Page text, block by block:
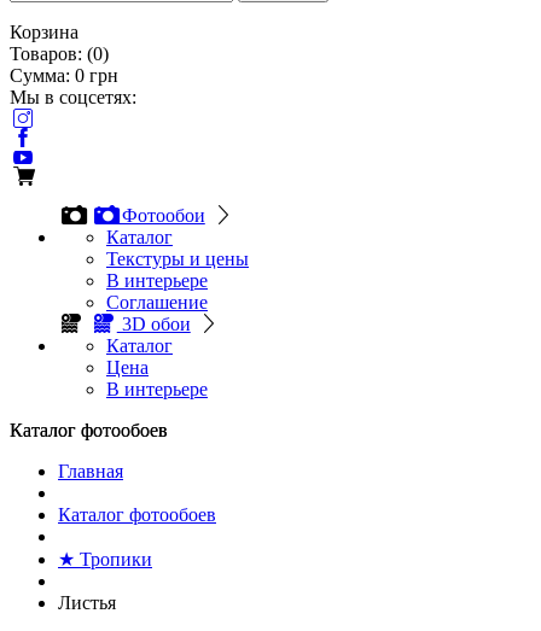
Корзина
Товаров: (0)
Сумма: 0 грн
Мы в соцсетях:
Фотообои
Каталог
Текстуры и цены
В интерьере
Соглашение
3D обои
Каталог
Цена
В интерьере
Каталог фотообоев
Каталог фотообоев
Главная
Каталог фотообоев
★ Тропики
Листья